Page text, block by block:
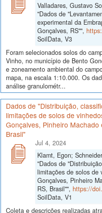
Valladares, Gustavo
"Dados de
experimental da
Gonçalves, RS"",
SoilData, V3
Foram selecionados solos do
Vinho, no município de Bento
e zoneamento ambiental do
mapa, na escala 1:10.000. Os
análise granulométr...
Dados de "Distribuição,
limitações de solos de
Gonçalves, Pinheiro
Brasil"
Jul 4, 2024
Klamt, Egon;
"Dados de
limitações de solos de
Gonçalves, Pinheiro
RS, Brasil"", https://
SoilData, V1
Coleta e descrições realizadas